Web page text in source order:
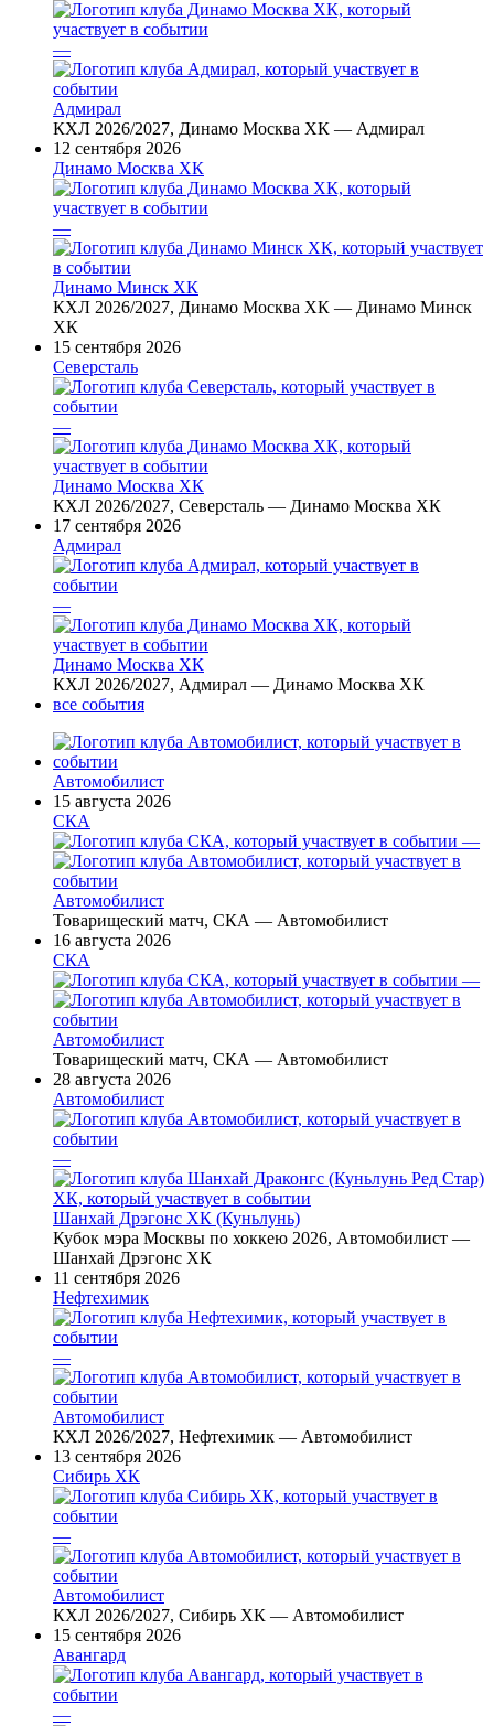
—
Адмирал
КХЛ 2026/2027, Динамо Москва ХК — Адмирал
12 сентября 2026
Динамо Москва ХК
—
Динамо Минск ХК
КХЛ 2026/2027, Динамо Москва ХК — Динамо Минск
ХК
15 сентября 2026
Северсталь
—
Динамо Москва ХК
КХЛ 2026/2027, Северсталь — Динамо Москва ХК
17 сентября 2026
Адмирал
—
Динамо Москва ХК
КХЛ 2026/2027, Адмирал — Динамо Москва ХК
все события
Автомобилист
15 августа 2026
СКА
—
Автомобилист
Товарищеский матч, СКА — Автомобилист
16 августа 2026
СКА
—
Автомобилист
Товарищеский матч, СКА — Автомобилист
28 августа 2026
Автомобилист
—
Шанхай Дрэгонс ХК (Куньлунь)
Кубок мэра Москвы по хоккею 2026, Автомобилист —
Шанхай Дрэгонс ХК
11 сентября 2026
Нефтехимик
—
Автомобилист
КХЛ 2026/2027, Нефтехимик — Автомобилист
13 сентября 2026
Сибирь ХК
—
Автомобилист
КХЛ 2026/2027, Сибирь ХК — Автомобилист
15 сентября 2026
Авангард
—